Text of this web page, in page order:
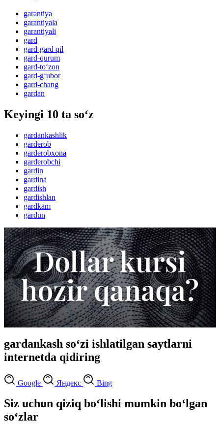
garantiya
garantiyala
garantiyali
gard
gard-gard qil
gard-qurum
gard-to‘zon
gard-g‘ubor
gard-chang
gardan
Keyingi 10 ta so‘z
gardankashlik
garderob
garderobxona
garderobchi
gardin
gardina
gardish
gardishlan
gardkam
gardun
gardankash so‘zi ishlatilgan saytlarni
internetda qidiring
Google Яндекс Bing
Siz uchun qiziq bo‘lishi mumkin bo‘lgan
so‘zlar